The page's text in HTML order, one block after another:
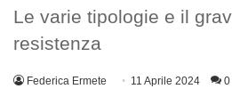
Le varie tipologie e il
resistenza
Federica Ermete 11 Aprile 2024 0